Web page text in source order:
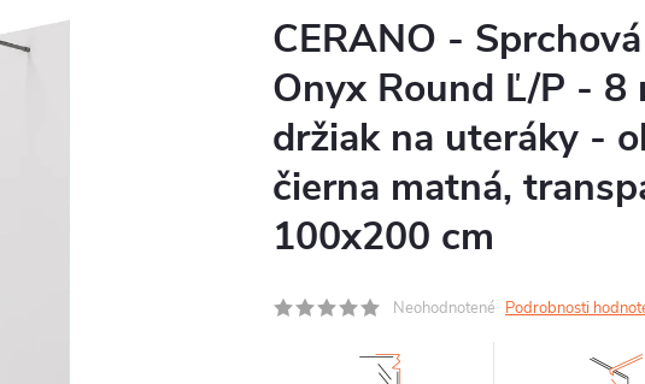
CERANO -
Onyx Round Ľ/P - 8
držiak na uteráky -
čierna matná,
100x200 cm
Neohodnotené Podrobnosti